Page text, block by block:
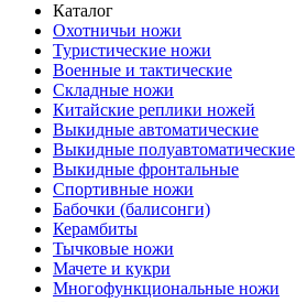
Каталог
Охотничьи ножи
Туристические ножи
Военные и тактические
Складные ножи
Китайские реплики ножей
Выкидные автоматические
Выкидные полуавтоматические
Выкидные фронтальные
Спортивные ножи
Бабочки (балисонги)
Керамбиты
Тычковые ножи
Мачете и кукри
Многофункциональные ножи